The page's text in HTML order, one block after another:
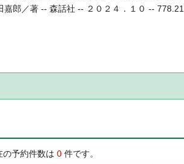
嘉郎／著 -- 森話社 -- ２０２４．１０ --
の予約件数は 0 件です。